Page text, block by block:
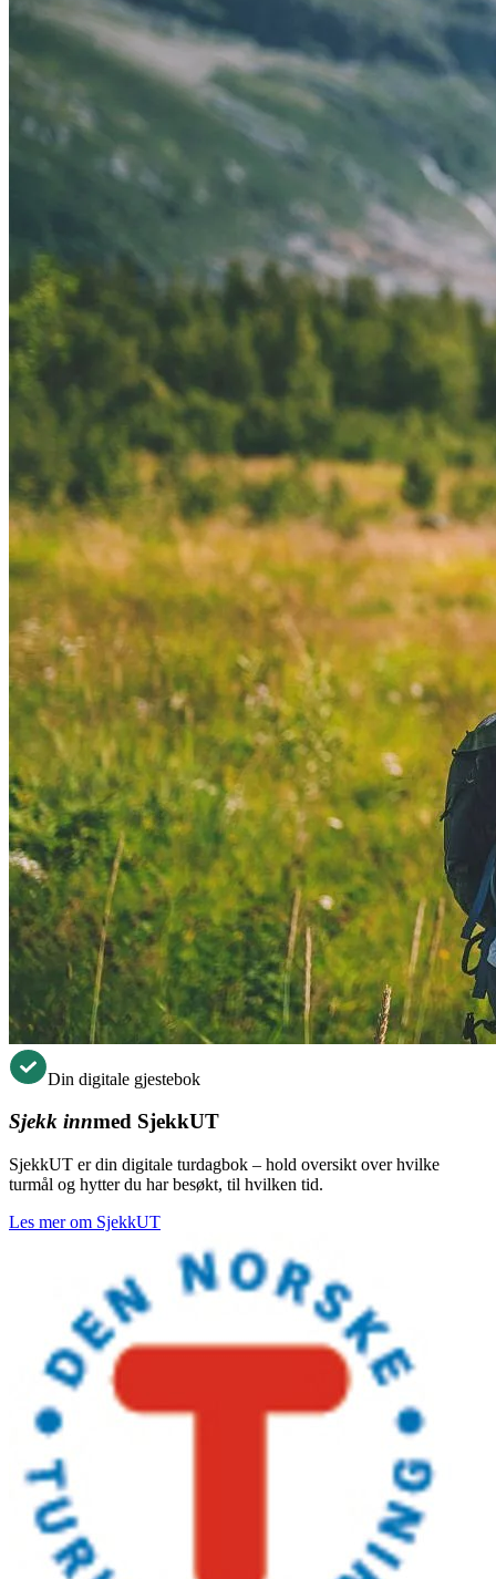
Din digitale gjestebok
Sjekk innmed SjekkUT
SjekkUT er din digitale turdagbok – hold oversikt over hvilke
turmål og hytter du har besøkt, til hvilken tid.
Les mer om SjekkUT